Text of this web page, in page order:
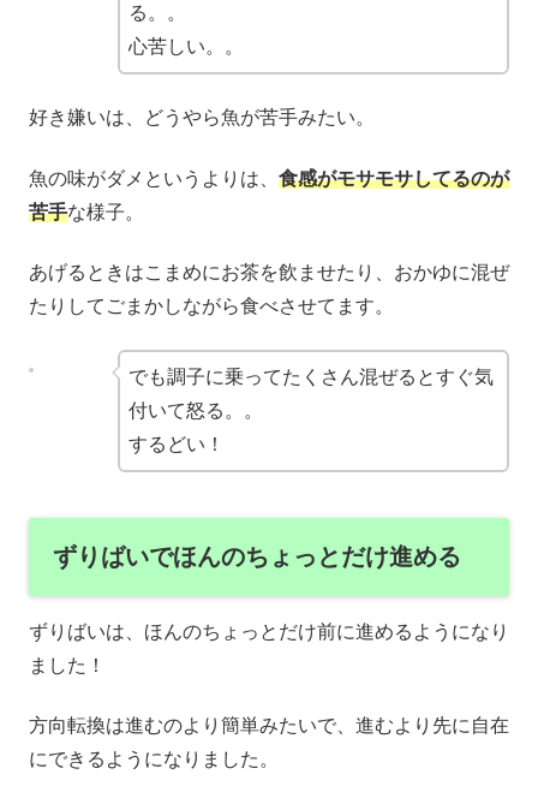
る。。
心苦しい。。
好き嫌いは、どうやら魚が苦手みたい。
魚の味がダメというよりは、 食感がモサモサしてるのが
苦手な様子。
あげるときはこまめにお茶を飲ませたり、おかゆに混ぜ
たりしてごまかしながら食べさせてます。
でも調子に乗ってたくさん混ぜるとすぐ気
付いて怒る。。
するどい！
ずりばいでほんのちょっとだけ進める
ずりばいは、ほんのちょっとだけ前に進めるようになり
ました！
方向転換は進むのより簡単みたいで、進むより先に自在
にできるようになりました。